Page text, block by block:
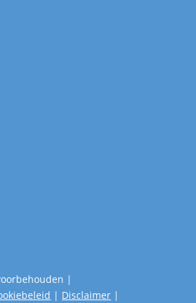
|
| Disclaimer |